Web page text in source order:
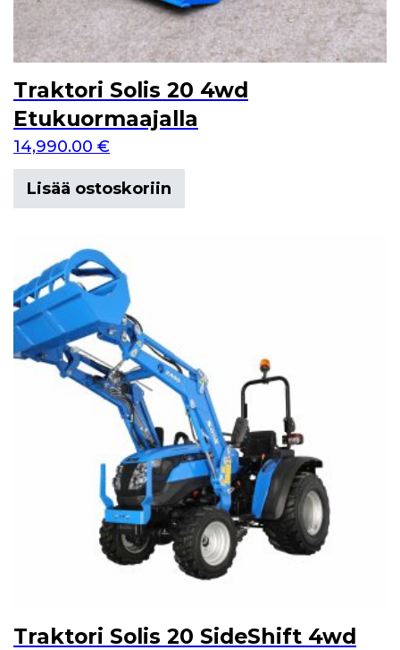
Traktori Solis 20 4wd
Etukuormaajalla
14,990.00 €
Lisää ostoskoriin
Traktori Solis 20 SideShift 4wd